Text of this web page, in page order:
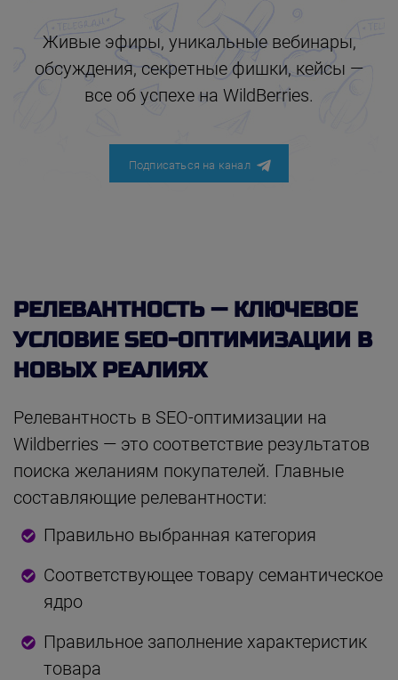
Живые эфиры, уникальные вебинары,
обсуждения, секретные фишки, кейсы —
все об успехе на WildBerries.
Подписаться на канал
РЕЛЕВАНТНОСТЬ — КЛЮЧЕВОЕ
УСЛОВИЕ SEO-ОПТИМИЗАЦИИ В
НОВЫХ РЕАЛИЯХ
Релевантность в SEO-оптимизации на
Wildberries — это соответствие результатов
поиска желаниям покупателей. Главные
составляющие релевантности:
Правильно выбранная категория
Соответствующее товару семантическое
ядро
Правильное заполнение характеристик
товара